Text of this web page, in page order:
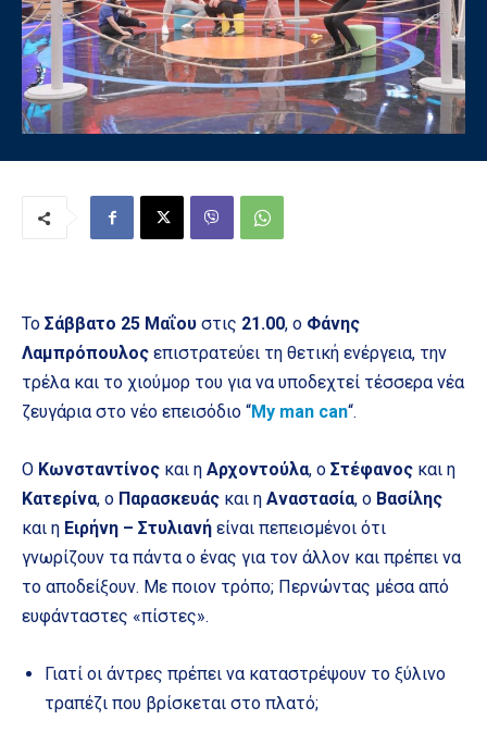
Το Σάββατο 25 Μαΐου στις 21.00, ο Φάνης
Λαμπρόπουλος επιστρατεύει τη θετική ενέργεια, την
τρέλα και το χιούμορ του για να υποδεχτεί τέσσερα νέα
ζευγάρια στο νέο επεισόδιο “My man can“.
Ο Κωνσταντίνος και η Αρχοντούλα, ο Στέφανος και η
Κατερίνα, ο Παρασκευάς και η Αναστασία, ο Βασίλης
και η Ειρήνη – Στυλιανή είναι πεπεισμένοι ότι
γνωρίζουν τα πάντα ο ένας για τον άλλον και πρέπει να
το αποδείξουν. Με ποιον τρόπο; Περνώντας μέσα από
ευφάνταστες «πίστες».
Γιατί οι άντρες πρέπει να καταστρέψουν το ξύλινο
τραπέζι που βρίσκεται στο πλατό;